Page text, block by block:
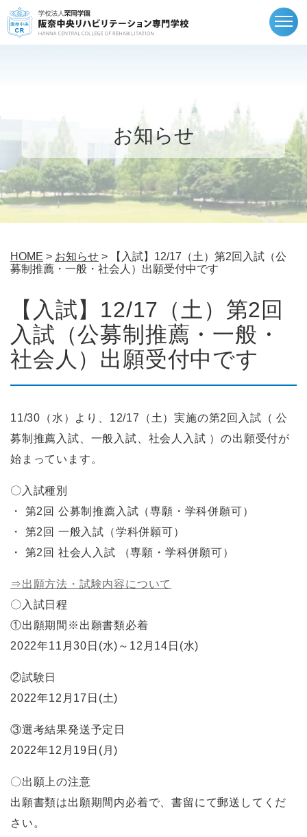
お知らせ
HOME > お知らせ > 【入試】12/17（土）第2回入試（公
募制推薦・一般・社会人）出願受付中です
【入試】12/17（土）第2回
入試（公募制推薦・一般・
社会人）出願受付中です
11/30（水）より、12/17（土）実施の第2回入試（ 公
募制推薦入試、一般入試、社会人入試 ）の出願受付が
始まっています。
〇入試種別
・ 第2回 公募制推薦入試（専願・学科併願可）
・ 第2回 一般入試（学科併願可）
・ 第2回 社会人入試 （専願・学科併願可）
⇒出願方法・試験内容について
〇入試日程
①出願期間※出願書類必着
2022年11月30日(水)～12月14日(水)
②試験日
2022年12月17日(土)
③選考結果発送予定日
2022年12月19日(月)
〇出願上の注意
出願書類は出願期間内必着で、書留にて郵送してくだ
さい。